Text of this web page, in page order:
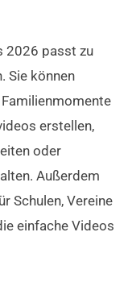
2026 passt zu
Sie können
erstellen,
oder
Außerdem
Schulen, Vereine
einfache Videos